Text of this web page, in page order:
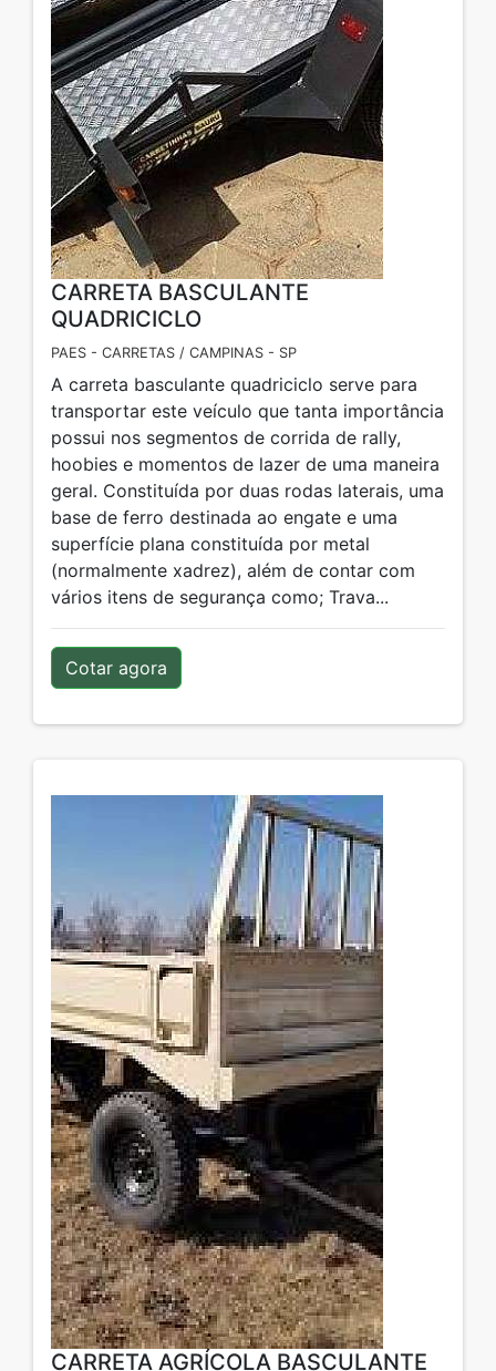
CARRETA BASCULANTE
QUADRICICLO
PAES - CARRETAS / CAMPINAS - SP
A carreta basculante quadriciclo serve para
transportar este veículo que tanta importância
possui nos segmentos de corrida de rally,
hoobies e momentos de lazer de uma maneira
geral. Constituída por duas rodas laterais, uma
base de ferro destinada ao engate e uma
superfície plana constituída por metal
(normalmente xadrez), além de contar com
vários itens de segurança como; Trava...
Cotar agora
CARRETA AGRÍCOLA BASCULANTE